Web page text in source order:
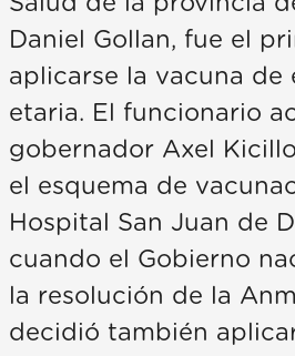
Daniel Gollan, fue el
aplicarse la vacuna de
etaria. El funcionario
gobernador Axel
el esquema de
Hospital San Juan de
cuando el Gobierno
la resolución de la
decidió también